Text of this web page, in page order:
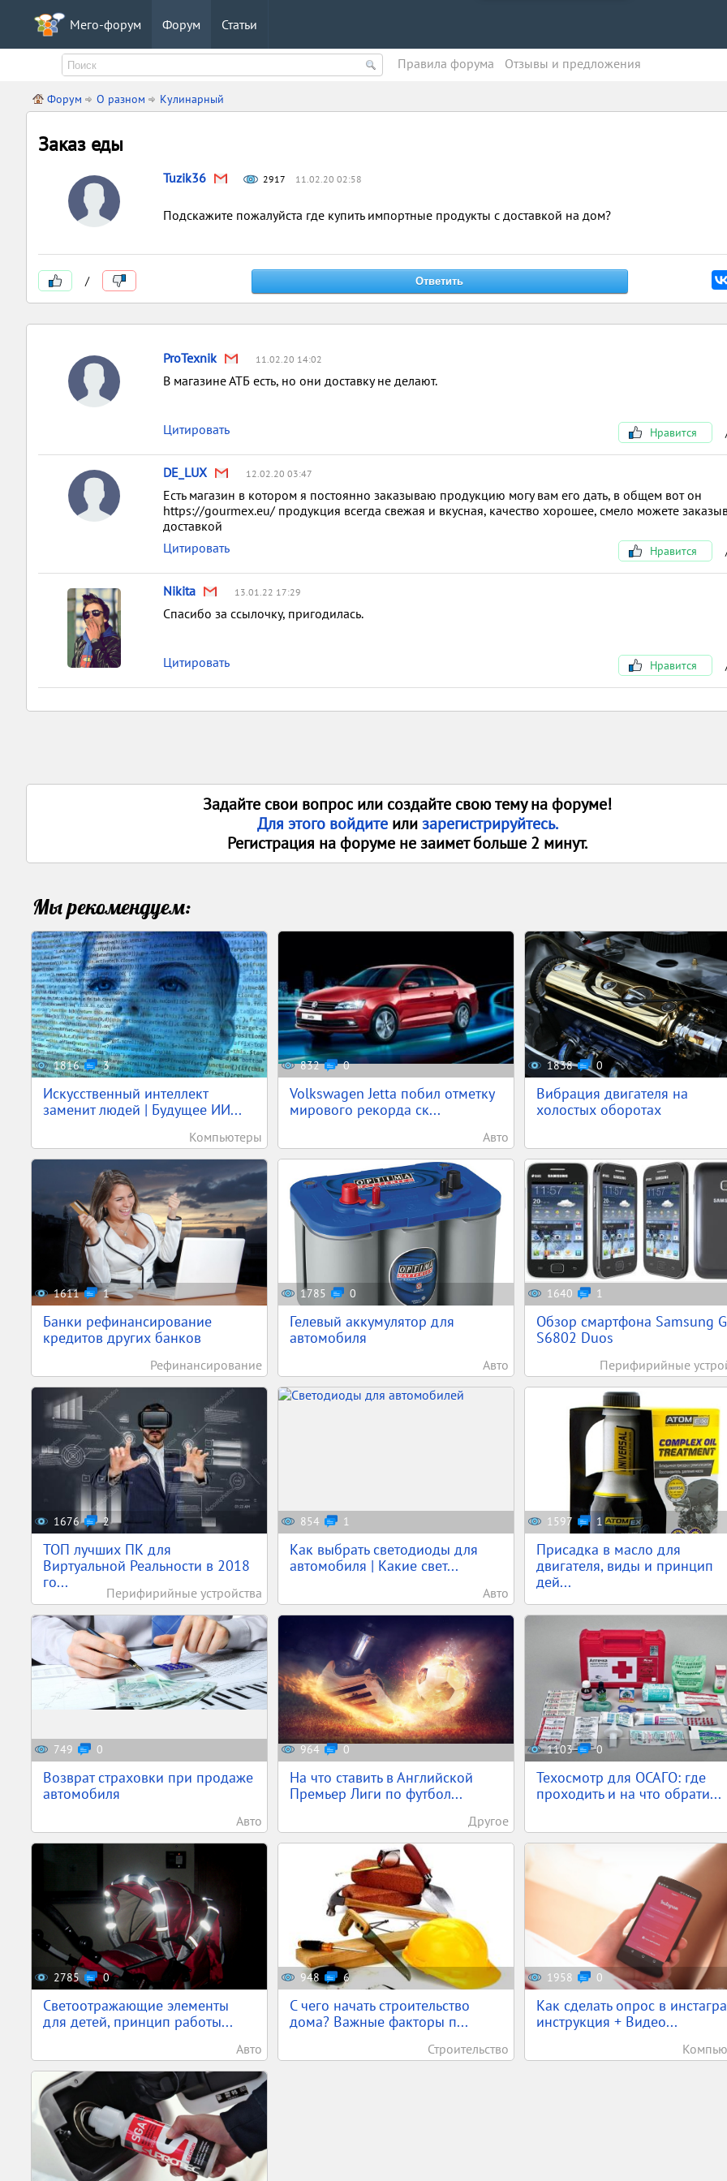
Мего-форум Форум Статьи
Правила форума Oтзывы и предложения
Форум О разном Кулинарный
Заказ еды
Tuzik36 2917 11.02.20 02:58
Подскажите пожалуйста где купить импортные продукты с доставкой на дом?
/
ProTexnik 11.02.20 14:02
В магазине АТБ есть, но они доставку не делают.
Цитировать Нравится
DE_LUX 12.02.20 03:47
Есть магазин в котором я постоянно заказываю продукцию могу вам его дать, в общем вот он
https://gourmex.eu/ продукция всегда свежая и вкусная, качество хорошее, смело можете
доставкой
Цитировать
Нравится
Nikita 13.01.22 17:29
Спасибо за ссылочку, пригодилась.
Цитировать Нравится
Задайте свои вопрос или создайте свою тему на форуме!
Для этого войдите илизарегистрируйтесь.
Регистрация на форуме не заимет больше 2 минут.
Мы рекомендуем:
1816 3
Искусственный интеллект
заменит людей | Будущее ИИ...
Компьютеры
832 0
Volkswagen Jetta побил отметку
мирового рекорда ск...
Авто
1838 0
Вибрация двигателя на
холостых оборотах
1611 1
Банки рефинансирование
кредитов других банков
Рефинансирование
1785 0
Гелевый аккумулятор для
автомобиля
Авто
1640 1
Обзор смартфона Samsung
S6802 Duos
Перифирийные
1676 2
ТОП лучших ПК для
Виртуальной Реальности в 2018
го...
Перифирийные устройства
854 1
Как выбрать светодиоды для
автомобиля | Какие свет...
Авто
1597 1
Присадка в масло для
двигателя, виды и принцип
дей...
749 0
Возврат страховки при продаже
автомобиля
Авто
964 0
На что ставить в Английской
Премьер Лиги по футбол...
Другое
1103 0
Техосмотр для ОСАГО: где
проходить и на что обрати...
2785 0
Светоотражающие элементы
для детей, принцип работы...
Авто
948 6
С чего начать строительство
дома? Важные факторы п...
Строительство
1958 0
Как сделать опрос в
инструкция + Видео...